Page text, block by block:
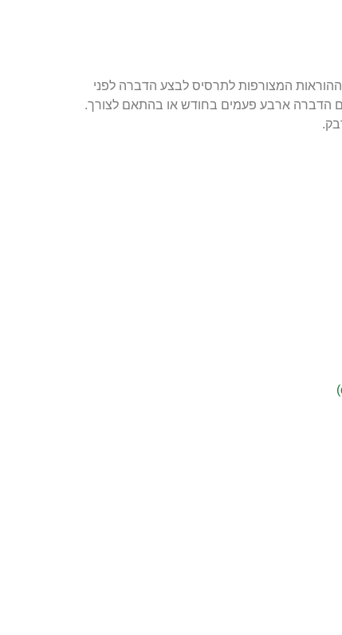
המצורפות לתרסיס לבצע הדברה לפני
הדברה ארבע פעמים בחודש או בהתאם לצורך.